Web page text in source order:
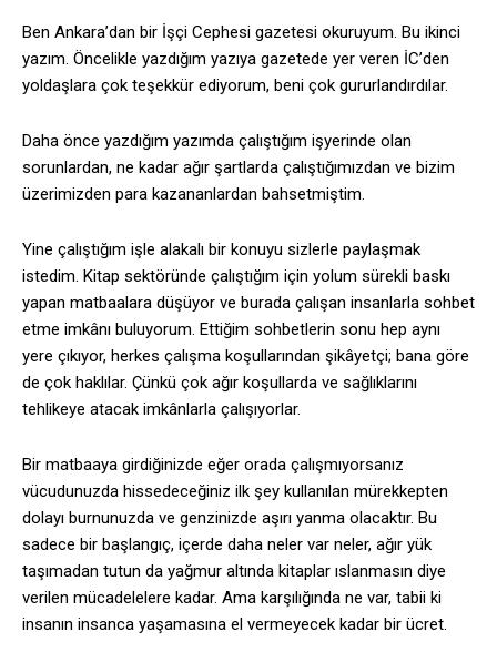
Ben Ankara’dan bir İşçi Cephesi gazetesi okuruyum. Bu ikinci
yazım. Öncelikle yazdığım yazıya gazetede yer veren İC’den
yoldaşlara çok teşekkür ediyorum, beni çok gururlandırdılar.
Daha önce yazdığım yazımda çalıştığım işyerinde olan
sorunlardan, ne kadar ağır şartlarda çalıştığımızdan ve bizim
üzerimizden para kazananlardan bahsetmiştim.
Yine çalıştığım işle alakalı bir konuyu sizlerle paylaşmak
istedim. Kitap sektöründe çalıştığım için yolum sürekli baskı
yapan matbaalara düşüyor ve burada çalışan insanlarla sohbet
etme imkânı buluyorum. Ettiğim sohbetlerin sonu hep aynı
yere çıkıyor, herkes çalışma koşullarından şikâyetçi; bana göre
de çok haklılar. Çünkü çok ağır koşullarda ve sağlıklarını
tehlikeye atacak imkânlarla çalışıyorlar.
Bir matbaaya girdiğinizde eğer orada çalışmıyorsanız
vücudunuzda hissedeceğiniz ilk şey kullanılan mürekkepten
dolayı burnunuzda ve genzinizde aşırı yanma olacaktır. Bu
sadece bir başlangıç, içerde daha neler var neler, ağır yük
taşımadan tutun da yağmur altında kitaplar ıslanmasın diye
verilen mücadelelere kadar. Ama karşılığında ne var, tabii ki
insanın insanca yaşamasına el vermeyecek kadar bir ücret.